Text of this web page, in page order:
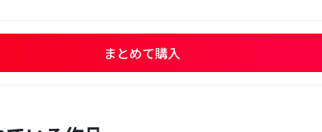
まとめて購入